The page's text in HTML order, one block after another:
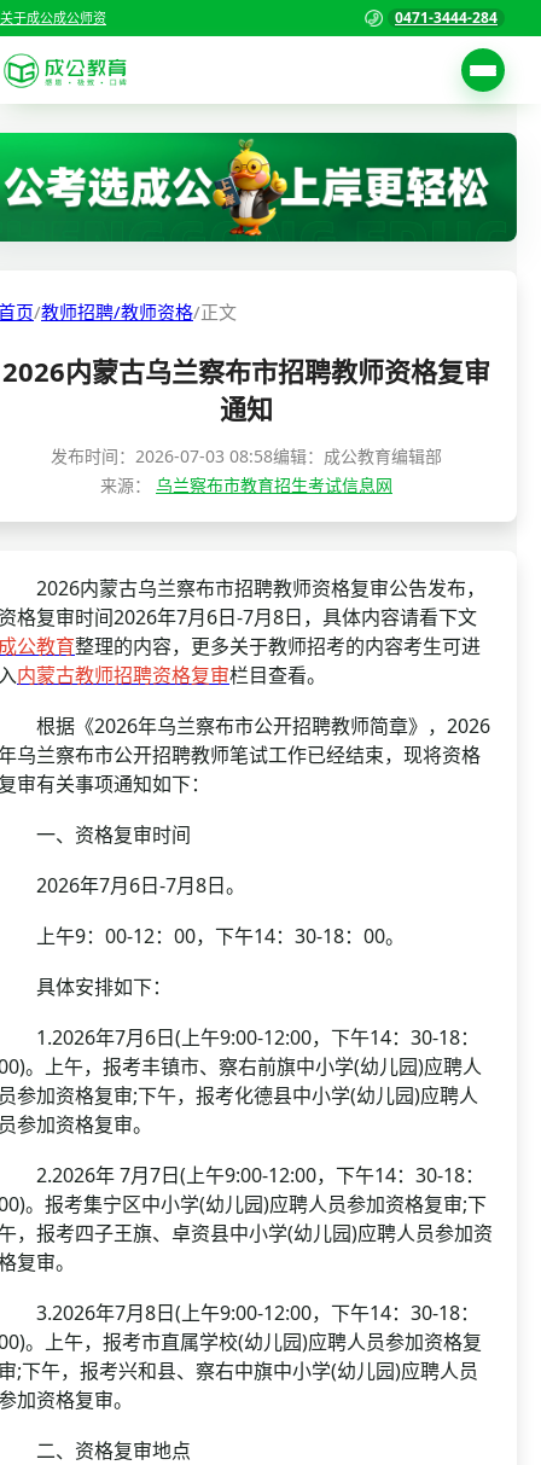
关于成公成公师资 0471-3444-284
考试公告
职位表
准考证打印
成绩查询
面试补录
历年真题
公务员课程
首页
国家公务员考试
三支一扶考试
警察/辅警考试
页/教师招聘/教师资格/正文
2026内蒙古乌兰察布市招聘教师资格复审
通知
发布时间： 2026-07-03 08:58编辑：成公教育编辑部
来源： 乌兰察布市教育招生考试信息网
内蒙古乌兰察布市招聘教师资格复审公告发布，
格复审时间2026年7月6日-7月8日，具体内容请看下文
公教育整理的内容，更多关于教师招考的内容考生可进
内蒙古教师招聘资格复审栏目查看。
据《2026年乌兰察布市公开招聘教师简章》，2026
乌兰察布市公开招聘教师笔试工作已经结束，现将资格
审有关事项通知如下：
、资格复审时间
年7月6日-7月8日。
午9：00-12：00，下午14：30-18：00。
体安排如下：
年7月6日(上午9:00-12:00，下午14：30-18：
。上午，报考丰镇市、察右前旗中小学(幼儿园)应聘人
参加资格复审;下午，报考化德县中小学(幼儿园)应聘人
参加资格复审。
年 7月7日(上午9:00-12:00，下午14：30-18：
。报考集宁区中小学(幼儿园)应聘人员参加资格复审;下
，报考四子王旗、卓资县中小学(幼儿园)应聘人员参加资
复审。
年7月8日(上午9:00-12:00，下午14：30-18：
。上午，报考市直属学校(幼儿园)应聘人员参加资格复
;下午，报考兴和县、察右中旗中小学(幼儿园)应聘人员
加资格复审。
、资格复审地点